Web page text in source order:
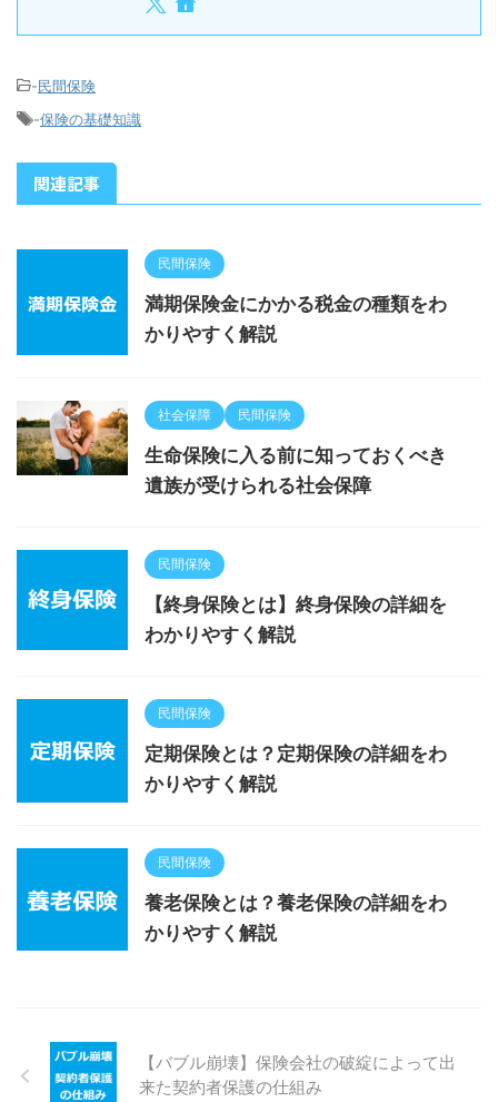
-民間保険
-保険の基礎知識
関連記事
民間保険
満期保険金にかかる税金の種類をわ
かりやすく解説
社会保障 民間保険
生命保険に入る前に知っておくべき
遺族が受けられる社会保障
民間保険
【終身保険とは】終身保険の詳細を
わかりやすく解説
民間保険
定期保険とは？定期保険の詳細をわ
かりやすく解説
民間保険
養老保険とは？養老保険の詳細をわ
かりやすく解説
【バブル崩壊】保険会社の破綻によって出
来た契約者保護の仕組み